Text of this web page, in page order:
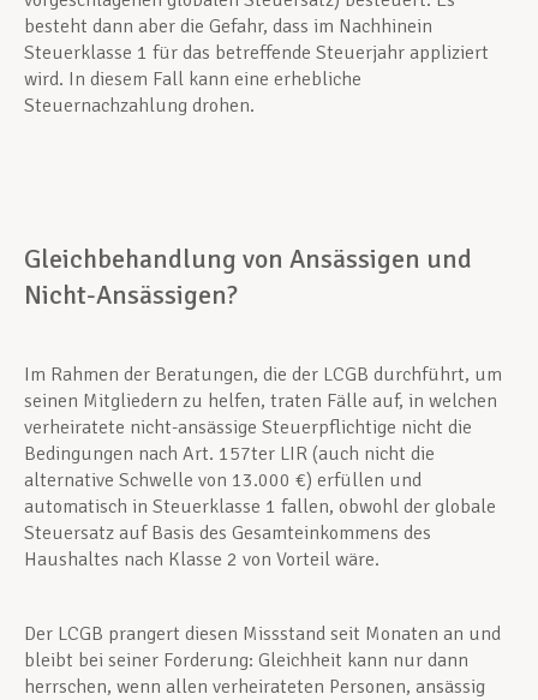
besteht dann aber die Gefahr, dass im Nachhinein
Steuerklasse 1 für das betreffende Steuerjahr appliziert
wird. In diesem Fall kann eine erhebliche
Steuernachzahlung drohen.
Gleichbehandlung von Ansässigen und
Nicht-Ansässigen?
Im Rahmen der Beratungen, die der LCGB durchführt, um
seinen Mitgliedern zu helfen, traten Fälle auf, in welchen
verheiratete nicht-ansässige Steuerpflichtige nicht die
Bedingungen nach Art. 157ter LIR (auch nicht die
alternative Schwelle von 13.000 €) erfüllen und
automatisch in Steuerklasse 1 fallen, obwohl der globale
Steuersatz auf Basis des Gesamteinkommens des
Haushaltes nach Klasse 2 von Vorteil wäre.
Der LCGB prangert diesen Missstand seit Monaten an und
bleibt bei seiner Forderung: Gleichheit kann nur dann
herrschen, wenn allen verheirateten Personen, ansässig